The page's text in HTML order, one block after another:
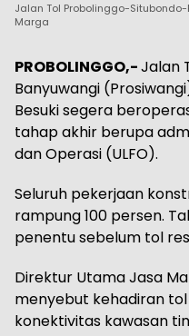
Jalan Tol Probolinggo-
Marga
PROBOLINGGO,-Jalan
Banyuwangi
Besuki segera
tahap akhir berupa
dan Operasi (ULFO).
Seluruh pekerjaan
rampung 100 persen.
penentu sebelum tol
Direktur Utama Jasa
menyebut kehadiran
konektivitas kawasan